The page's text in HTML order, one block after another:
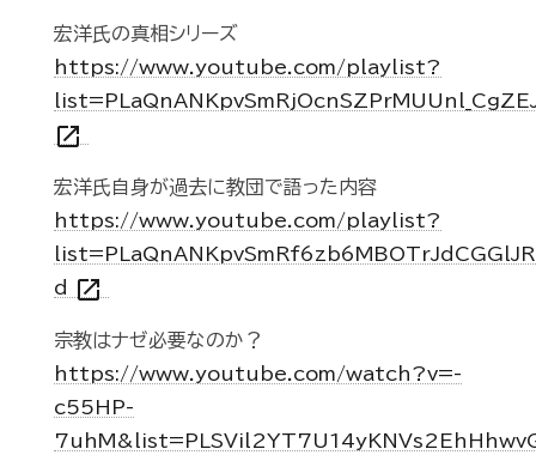
宏洋氏の真相シリーズ
https://www.youtube.com/playlist?
open_in_new
宏洋氏自身が過去に教団で語った内容
https://www.youtube.com/playlist?
d open_in_new
宗教はナゼ必要なのか？
https://www.youtube.com/watch?v=-
c55HP-